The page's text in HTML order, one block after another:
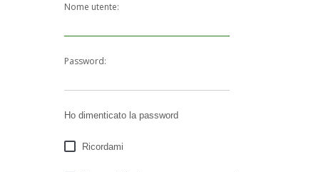
Nome utente:
Password:
Ho dimenticato la password
Ricordami